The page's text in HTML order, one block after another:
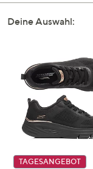
Deine Auswahl:
TAGESANGEBOT